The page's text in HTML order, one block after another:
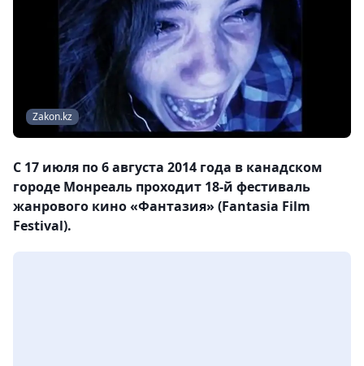
Zakon.kz
С 17 июля по 6 августа 2014 года в канадском
городе Монреаль проходит 18-й фестиваль
жанрового кино «Фантазия» (Fantasia Film
Festival).